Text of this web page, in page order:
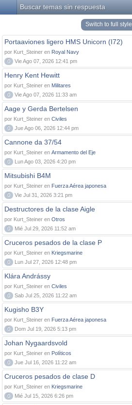
Buscar temas sin respuesta
Switch to full style
Portaaviones ligero HMS Unicorn (I72)
por Kurt_Steiner en Royal Navy
0
Vie Ago 07, 2026 12:41 pm
Henry Kent Hewitt
por Kurt_Steiner en Militares
0
Vie Ago 07, 2026 11:33 am
Aage y Gerda Bertelsen
por Kurt_Steiner en Civiles
0
Jue Ago 06, 2026 12:44 pm
Cannone da 37/54
por Kurt_Steiner en Armamento del Eje
0
Lun Ago 03, 2026 4:20 pm
Mitsubishi B4M
por Kurt_Steiner en Fuerza Aérea japonesa
0
Vie Jul 31, 2026 3:21 pm
Destructores de la clase Aigle
por Kurt_Steiner en Otros
0
Mié Jul 29, 2026 11:52 am
Cruceros pesados de la clase P
por Kurt_Steiner en Kriegsmarine
0
Lun Jul 27, 2026 12:48 pm
Klára Andrássy
por Kurt_Steiner en Civiles
0
Sab Jul 25, 2026 11:22 am
Kugisho B3Y
por Kurt_Steiner en Fuerza Aérea japonesa
0
Dom Jul 19, 2026 5:13 pm
Johan Nygaardsvold
por Kurt_Steiner en Políticos
0
Jue Jul 16, 2026 11:22 am
Cruceros pesados de clase D
por Kurt_Steiner en Kriegsmarine
0
Mié Jul 15, 2026 6:26 pm